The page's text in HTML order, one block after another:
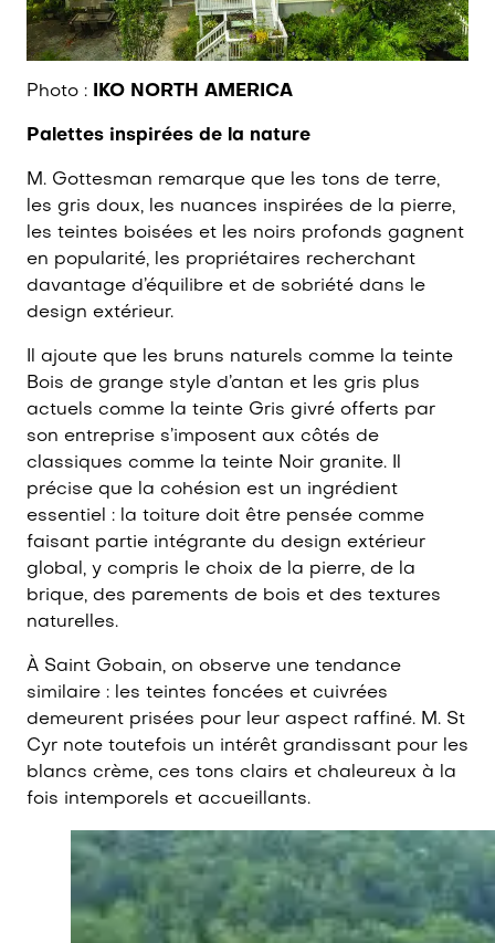
Photo : IKO NORTH AMERICA
Palettes inspirées de la nature
M. Gottesman remarque que les tons de terre,
les gris doux, les nuances inspirées de la pierre,
les teintes boisées et les noirs profonds gagnent
en popularité, les propriétaires recherchant
davantage d’équilibre et de sobriété dans le
design extérieur.
Il ajoute que les bruns naturels comme la teinte
Bois de grange style d’antan et les gris plus
actuels comme la teinte Gris givré offerts par
son entreprise s’imposent aux côtés de
classiques comme la teinte Noir granite. Il
précise que la cohésion est un ingrédient
essentiel : la toiture doit être pensée comme
faisant partie intégrante du design extérieur
global, y compris le choix de la pierre, de la
brique, des parements de bois et des textures
naturelles.
À Saint Gobain, on observe une tendance
similaire : les teintes foncées et cuivrées
demeurent prisées pour leur aspect raffiné. M. St
Cyr note toutefois un intérêt grandissant pour les
blancs crème, ces tons clairs et chaleureux à la
fois intemporels et accueillants.